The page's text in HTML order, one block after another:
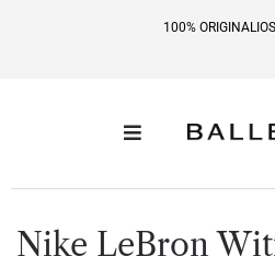
100%
Nike LeBron